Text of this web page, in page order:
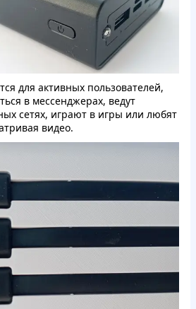
для активных пользователей,
в мессенджерах, ведут
сетях, играют в игры или любят
видео.